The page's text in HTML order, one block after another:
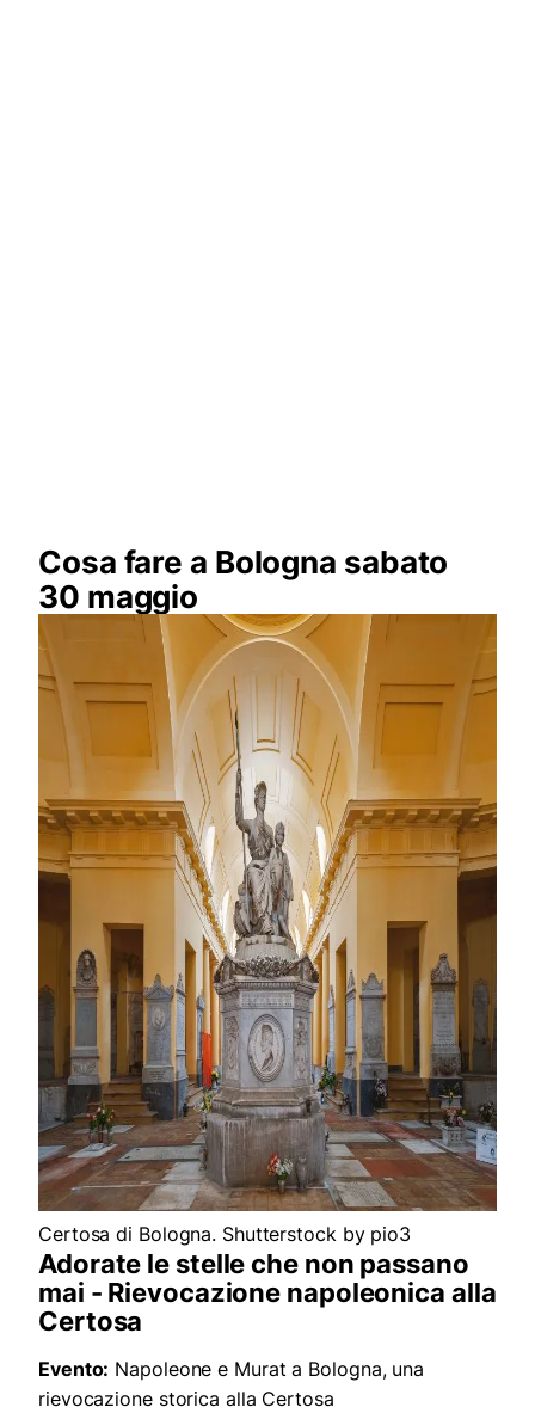
Cosa fare a Bologna sabato
30 maggio
Certosa di Bologna. Shutterstock by pio3
Adorate le stelle che non passano
mai - Rievocazione napoleonica alla
Certosa
Evento: Napoleone e Murat a Bologna, una
rievocazione storica alla Certosa